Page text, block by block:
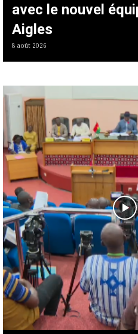
avec le nouvel
Aigles
8 août 2026